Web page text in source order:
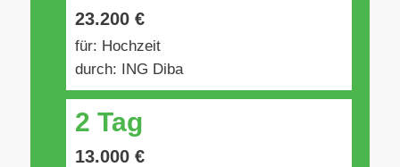
23.200 €
für: Hochzeit
durch: ING Diba
2 Tag
13.000 €